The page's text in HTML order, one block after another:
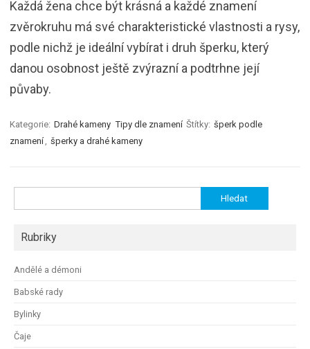
Každá žena chce být krásná a každé znamení
zvěrokruhu má své charakteristické vlastnosti a rysy,
podle nichž je ideální vybírat i druh šperku, který
danou osobnost ještě zvýrazní a podtrhne její
půvaby.
Kategorie: Drahé kameny Tipy dle znamení Štítky: šperk podle
znamení
šperky a drahé kameny
Rubriky
Andělé a démoni
Babské rady
Bylinky
Čaje